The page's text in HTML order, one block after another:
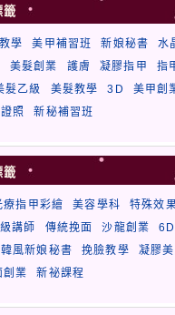
籤
學 美甲補習班 新娘秘書
水
美髮創業 護膚 凝膠指甲
指
髮乙級 美髮教學 3D
美甲創
照 新秘補習班
籤
療指甲彩繪 美容學科
特殊效
講師 傳統挽面 沙龍創業
韓風新娘秘書 挽臉教學
凝膠
創業 新祕課程